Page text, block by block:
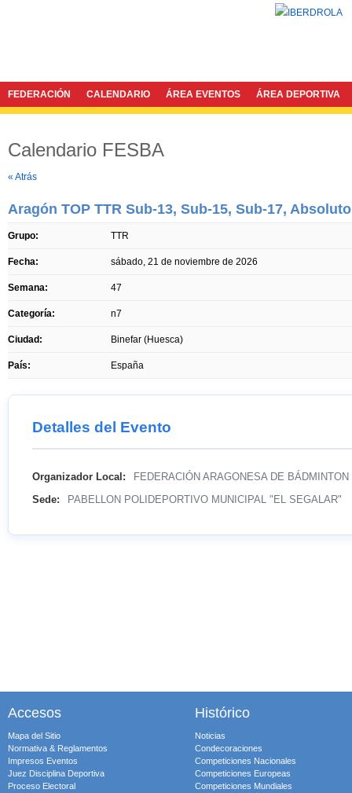
FEDERACIÓN CALENDARIO ÁREA EVENTOS ÁREA DEPORTIVA
Calendario FESBA
« Atrás
Aragón TOP TTR Sub-13, Sub-15, Sub-17,
Grupo: TTR
Fecha: sábado, 21 de noviembre de 2026
Semana: 47
Categoría: n7
Ciudad: Binefar (Huesca)
País: España
Detalles del Evento
Organizador Local: FEDERACIÓN ARAGONESA DE BÁDMINTON
Sede: PABELLON POLIDEPORTIVO MUNICIPAL "EL SEGALAR"
Accesos
Mapa del Sitio
Normativa & Reglamentos
Impresos Eventos
Juez Disciplina Deportiva
Proceso Electoral
Histórico
Noticias
Condecoraciones
Competiciones Nacionales
Competiciones Europeas
Competiciones Mundiales